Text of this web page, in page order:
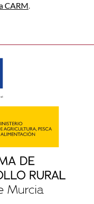
CARM.